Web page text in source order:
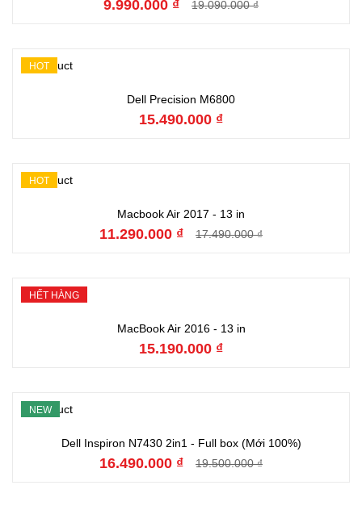
9.990.000 ₫ 19.090.000 ₫
Đặt hàng
HOT
Dell Precision M6800
15.490.000 ₫
Đặt hàng
HOT
Macbook Air 2017 - 13 in
11.290.000 ₫ 17.490.000 ₫
Hết hàng
HẾT HÀNG
MacBook Air 2016 - 13 in
15.190.000 ₫
Đặt hàng
NEW
Dell Inspiron N7430 2in1 - Full box (Mới 100%)
16.490.000 ₫ 19.500.000 ₫